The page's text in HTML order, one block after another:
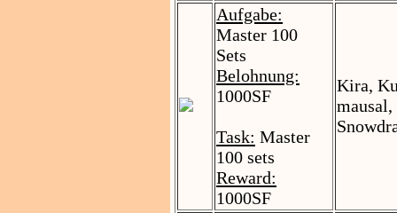
Aufgabe:
Master 100
Sets
Belohnung:
1000SF
Task: Master
100 sets
Reward:
1000SF
Kira,